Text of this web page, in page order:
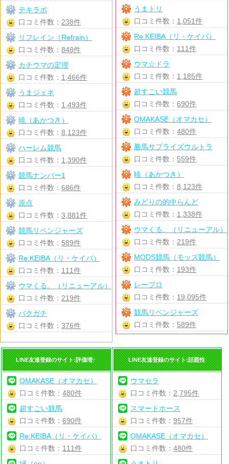
うまトリ
口コミ件数： 1,051件
Re:KEIBA（リ・ケイバ）
口コミ件数： 111件
ウマ☆ドラ
口コミ件数： 1,185件
超すごい競馬
口コミ件数：690件
OMAKASE（オマカセ）
口コミ件数：480件
勝馬サプライズウルトラ
口コミ件数： 559件
暁（あかつき）
口コミ件数：8,123件
みどりの的中らんど
口コミ件数： 1,338件
ウマくる。（リニューアル）
口コミ件数： 219件
MODS競馬（モッズ競馬）
口コミ件数： 193件
レープロ
口コミ件数： 19,095件
競馬リベンジャーズ
口コミ件数： 589件
テキラボ
口コミ件数： 238件
リフレイン（Refrain）
口コミ件数： 848件
カチウマの定理
口コミ件数： 1,466件
うまジェネ
口コミ件数： 1,493件
暁（あかつき）
口コミ件数： 8,123件
ハーレム競馬
口コミ件数： 1,390件
競馬ナンバー1
口コミ件数： 686件
原点
口コミ件数： 3,881件
競馬リベンジャーズ
口コミ件数： 589件
Re:KEIBA（リ・ケイバ）
口コミ件数： 111件
ウマくる。（リニューアル）
口コミ件数： 219件
バクガチ
口コミ件数： 376件
LINE友達登録のサイト:評価増↑
OMAKASE（オマカセ）
口コミ件数：480件
超すごい競馬
口コミ件数：690件
Re:KEIBA（リ・ケイバ）
口コミ件数： 111件
LINE友達登録のサイト:話題性
ウマセラ
口コミ件数： 2,795件
スマートホース
口コミ件数： 957件
OMAKASE（オマカセ）
口コミ件数： 480件